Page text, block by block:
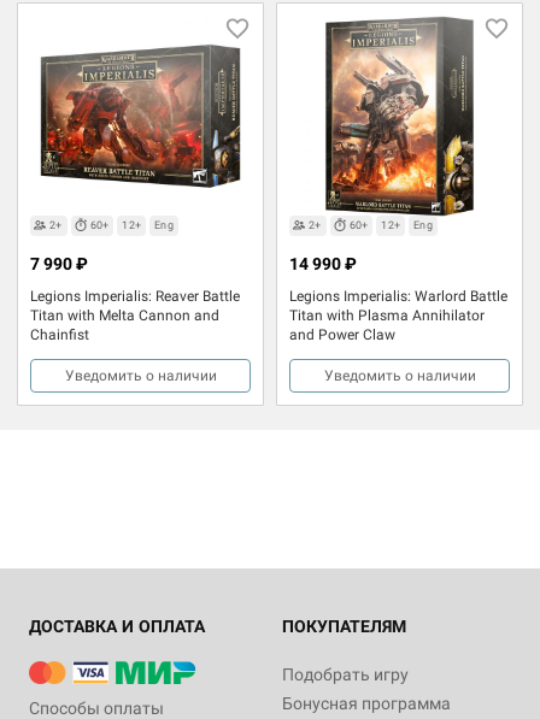
2+ 60+ 12+ Eng
Legions Imperialis: Reaver Battle
Titan with Melta Cannon and
Chainfist
7 990 ₽
Уведомить о наличии
2+ 60+ 12+ Eng
Legions Imperialis: Warlord Battle
Titan with Plasma Annihilator
and Power Claw
14 990 ₽
Уведомить о наличии
ДОСТАВКА И ОПЛАТА
Способы оплаты
ПОКУПАТЕЛЯМ
Подобрать игру
Бонусная программа